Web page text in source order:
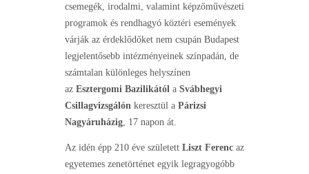
csemegék, irodalmi, valamint képzőművészeti
programok és rendhagyó köztéri események
várják az érdeklődőket nem csupán Budapest
legjelentősebb intézményeinek színpadán, de
számtalan különleges helyszínen
az Esztergomi Bazilikától a Svábhegyi
Csillagvizsgálón keresztül a Párizsi
Nagyáruházig , 17 napon át.
Az idén épp 210 éve született Liszt Ferenc az
egyetemes zenetörténet egyik legragyogóbb